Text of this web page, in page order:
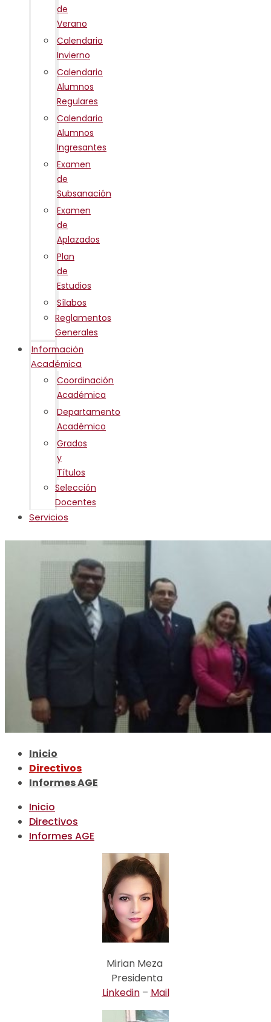
de
Verano
Calendario
Invierno
Calendario
Alumnos
Regulares
Calendario
Alumnos
Ingresantes
Examen
de
Subsanación
Examen
de
Aplazados
Plan
de
Estudios
Sílabos
Reglamentos
Generales
Información
Académica
Coordinación
Académica
Departamento
Académico
Grados
y
Títulos
Selección
Docentes
Servicios
Inicio
Directivos
Informes AGE
Inicio
Directivos
Informes AGE
Mirian Meza
Presidenta
Linkedin– Mail